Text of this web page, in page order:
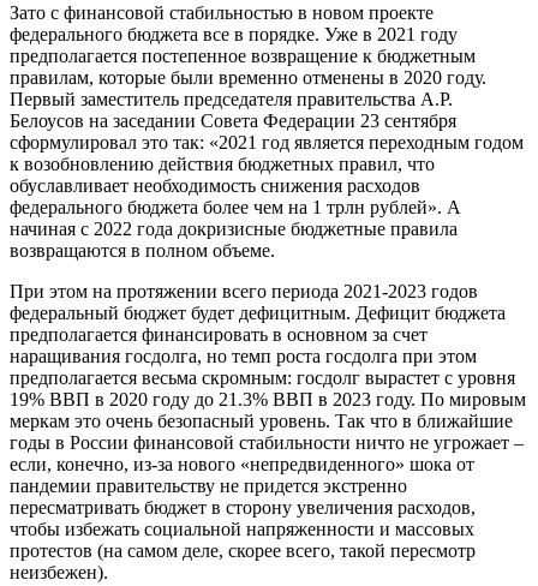
Зато с финансовой стабильностью в новом проекте
федерального бюджета все в порядке. Уже в 2021 году
предполагается постепенное возвращение к бюджетным
правилам, которые были временно отменены в 2020 году.
Первый заместитель председателя правительства А.Р.
Белоусов на заседании Совета Федерации 23 сентября
сформулировал это так: «2021 год является переходным годом
к возобновлению действия бюджетных правил, что
обуславливает необходимость снижения расходов
федерального бюджета более чем на 1 трлн рублей». А
начиная с 2022 года докризисные бюджетные правила
возвращаются в полном объеме.
При этом на протяжении всего периода 2021-2023 годов
федеральный бюджет будет дефицитным. Дефицит бюджета
предполагается финансировать в основном за счет
наращивания госдолга, но темп роста госдолга при этом
предполагается весьма скромным: госдолг вырастет с уровня
19% ВВП в 2020 году до 21.3% ВВП в 2023 году. По мировым
меркам это очень безопасный уровень. Так что в ближайшие
годы в России финансовой стабильности ничто не угрожает –
если, конечно, из-за нового «непредвиденного» шока от
пандемии правительству не придется экстренно
пересматривать бюджет в сторону увеличения расходов,
чтобы избежать социальной напряженности и массовых
протестов (на самом деле, скорее всего, такой пересмотр
неизбежен).